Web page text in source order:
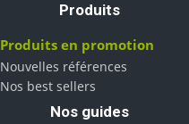
Produits
Produits en promotion
Nouvelles références
Nos best sellers
Nos guides